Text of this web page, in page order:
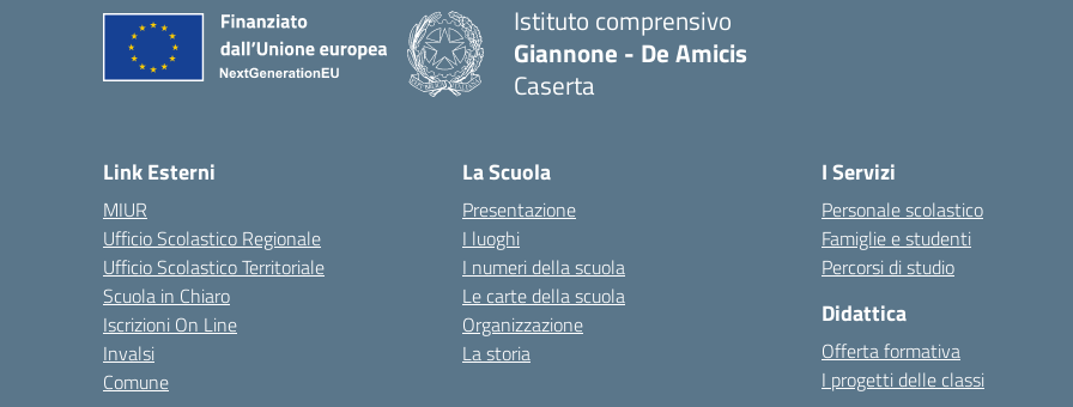
Istituto comprensivo
Giannone - De Amicis
Caserta
Link Esterni
MIUR
Ufficio Scolastico Regionale
Ufficio Scolastico Territoriale
Scuola in Chiaro
Iscrizioni On Line
Invalsi
Comune
La Scuola
Presentazione
I luoghi
I numeri della scuola
Le carte della scuola
Organizzazione
La storia
I Servizi
Personale scolastico
Famiglie e studenti
Percorsi di studio
Didattica
Offerta formativa
I progetti delle classi